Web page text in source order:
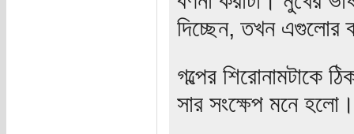
দিচ্ছেন, তখন এগুলোর
গল্পের শিরোনামটাকে
সার সংক্ষেপ মনে হলো।